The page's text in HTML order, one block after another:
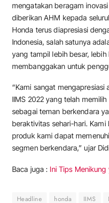
mengatakan beragam
diberikan AHM kepada
Honda terus diapresiasi
Indonesia, salah satunya
yang tampil lebih besar,
membanggakan untuk
“Kami sangat
IIMS 2022 yang telah
sebagai teman berkendara
beraktivitas sehari-hari.
produk kami dapat
segmen berkendara,” ujar
Baca juga : Ini Tips
Headline honda IIMS